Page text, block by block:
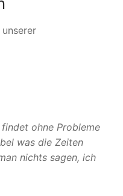
findet ohne Probleme
was die Zeiten
nichts sagen, ich